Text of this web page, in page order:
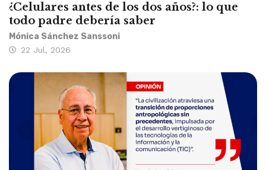
¿Celulares antes de los dos años?: lo que
todo padre debería saber
Mónica Sánchez Sanssoni
22 Jul, 2026